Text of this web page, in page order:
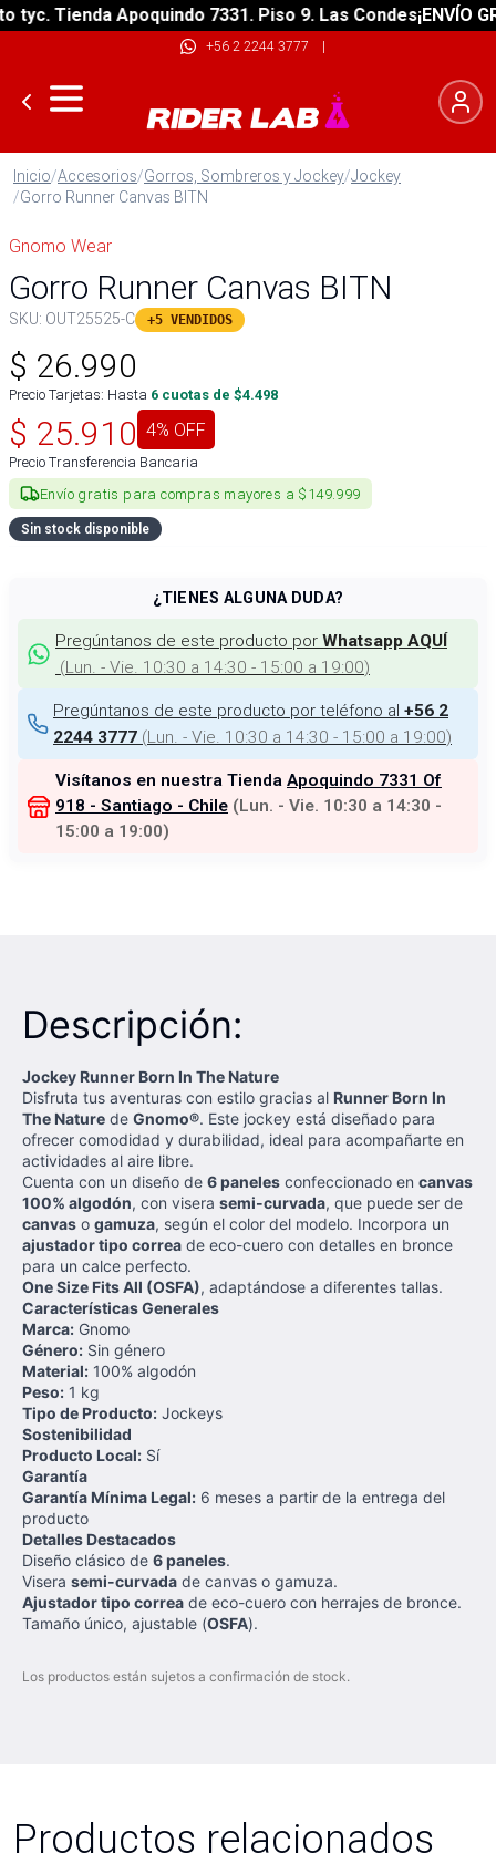
Tienda Apoquindo 7331. Piso 9. Las Condes¡ENVÍO
+56 2 2244 3777 |
Inicio/Accesorios/Gorros, Sombreros y Jockey/Jockey
/Gorro Runner Canvas BITN
Gnomo Wear
Gorro Runner Canvas BITN
SKU: OUT25525-C +5 VENDIDOS
$ 26.990
Precio Tarjetas: Hasta 6 cuotas de $4.498
$ 25.910 4% OFF
Precio Transferencia Bancaria
Envío gratis para compras mayores a $149.999
Sin stock disponible
¿TIENES ALGUNA DUDA?
Pregúntanos de este producto por Whatsapp AQUÍ
(Lun. - Vie. 10:30 a 14:30 - 15:00 a 19:00)
Pregúntanos de este producto por teléfono al +56 2
2244 3777 (Lun. - Vie. 10:30 a 14:30 - 15:00 a 19:00)
Visítanos en nuestra Tienda Apoquindo 7331 Of
918 - Santiago - Chile (Lun. - Vie. 10:30 a 14:30 -
15:00 a 19:00)
Descripción:
Jockey Runner Born In The Nature
Disfruta tus aventuras con estilo gracias al Runner Born In
The Nature de Gnomo®. Este jockey está diseñado para
ofrecer comodidad y durabilidad, ideal para acompañarte en
actividades al aire libre.
Cuenta con un diseño de 6 paneles confeccionado en canvas
100% algodón, con visera semi-curvada, que puede ser de
canvas o gamuza, según el color del modelo. Incorpora un
ajustador tipo correa de eco-cuero con detalles en bronce
para un calce perfecto.
One Size Fits All (OSFA), adaptándose a diferentes tallas.
Características Generales
Marca: Gnomo
Género: Sin género
Material: 100% algodón
Peso: 1 kg
Tipo de Producto: Jockeys
Sostenibilidad
Producto Local: Sí
Garantía
Garantía Mínima Legal: 6 meses a partir de la entrega del
producto
Detalles Destacados
Diseño clásico de 6 paneles.
Visera semi-curvada de canvas o gamuza.
Ajustador tipo correa de eco-cuero con herrajes de bronce.
Tamaño único, ajustable (OSFA).
Los productos están sujetos a confirmación de stock.
Productos relacionados